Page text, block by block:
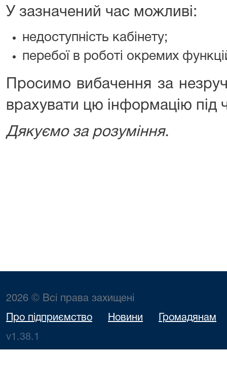
У зазначений час можливі:
недоступність кабінету;
перебої в роботі окремих
Просимо вибачення за
врахувати цю інформацію під
Дякуємо за розуміння.
2026 © Всі права захищені
Про підприємство Новини Громадянам
v1.38.1